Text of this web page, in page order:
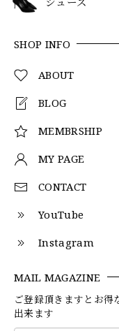
SHOP INFO
ABOUT
BLOG
MEMBRSHIP
MY PAGE
CONTACT
YouTube
Instagram
MAIL MAGAZINE
ご登録頂きますとお得
出来ます